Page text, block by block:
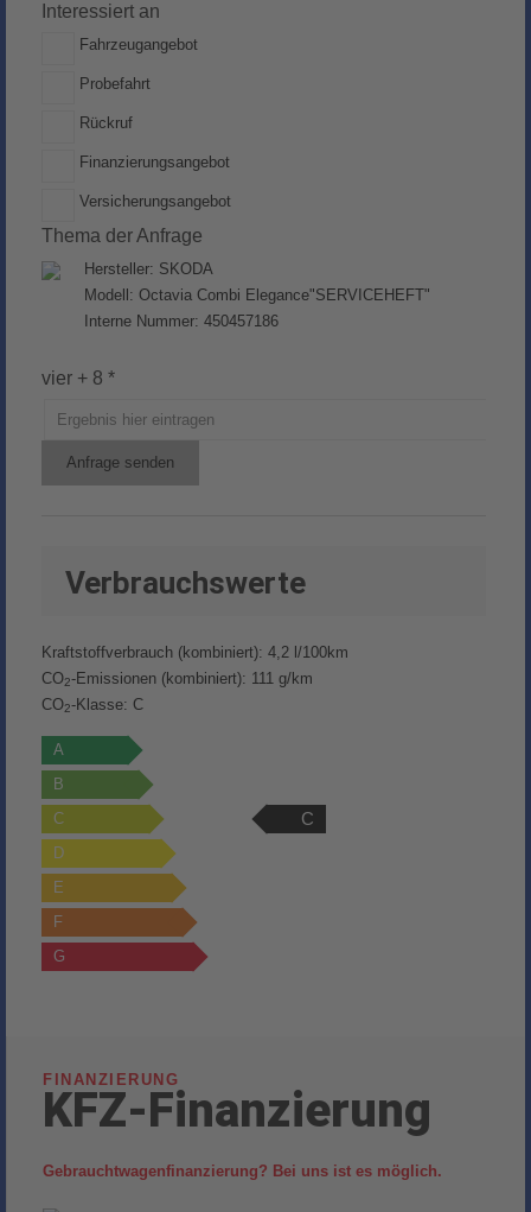
Interessiert an
Fahrzeugangebot
Probefahrt
Rückruf
Finanzierungsangebot
Versicherungsangebot
Thema der Anfrage
Hersteller: SKODA
Modell: Octavia Combi Elegance"SERVICEHEFT"
Interne Nummer: 450457186
vier + 8 *
Anfrage senden
Verbrauchswerte
Kraftstoffverbrauch (kombiniert): 4,2 l/100km
CO2-Emissionen (kombiniert): 111 g/km
CO2-Klasse: C
A
B
C
C
D
E
F
G
FINANZIERUNG
KFZ-Finanzierung
Gebrauchtwagenfinanzierung? Bei uns ist es möglich.